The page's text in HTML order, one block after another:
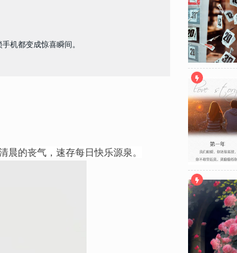
机都变成惊喜瞬间。
的丧气，速存每日快乐源泉。